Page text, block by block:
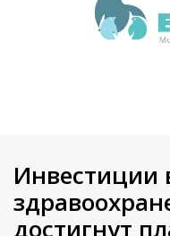
Инвестиции
достигнут